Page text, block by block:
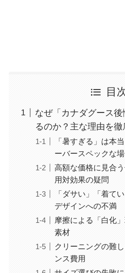
目
なぜ「カナダグース
るのか？主な理由を徹
「暑すぎる」は本
ーバースペックな
高額な価格に見合
用対効果の疑問
「ダサい」「着て
デザインへの不満
摩擦による「白化
素材
クリーニングの難
ンス費用